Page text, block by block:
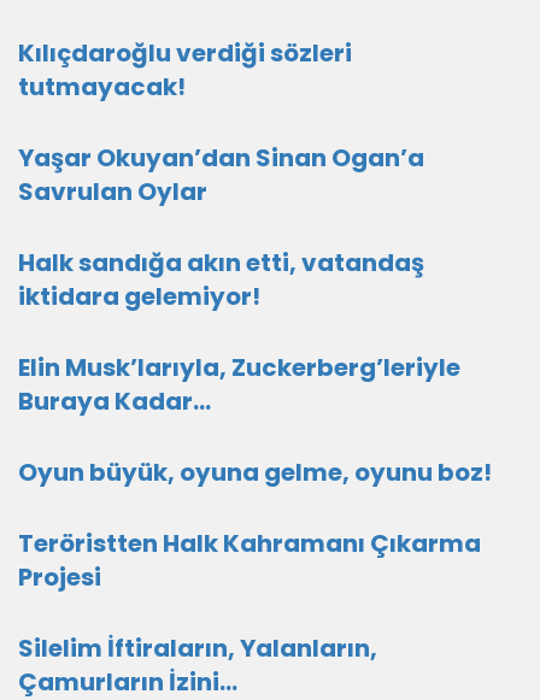
Kılıçdaroğlu verdiği sözleri
tutmayacak!
Yaşar Okuyan’dan Sinan Ogan’a
Savrulan Oylar
Halk sandığa akın etti, vatandaş
iktidara gelemiyor!
Elin Musk’larıyla, Zuckerberg’leriyle
Buraya Kadar…
Oyun büyük, oyuna gelme, oyunu boz!
Teröristten Halk Kahramanı Çıkarma
Projesi
Silelim İftiraların, Yalanların,
Çamurların İzini…